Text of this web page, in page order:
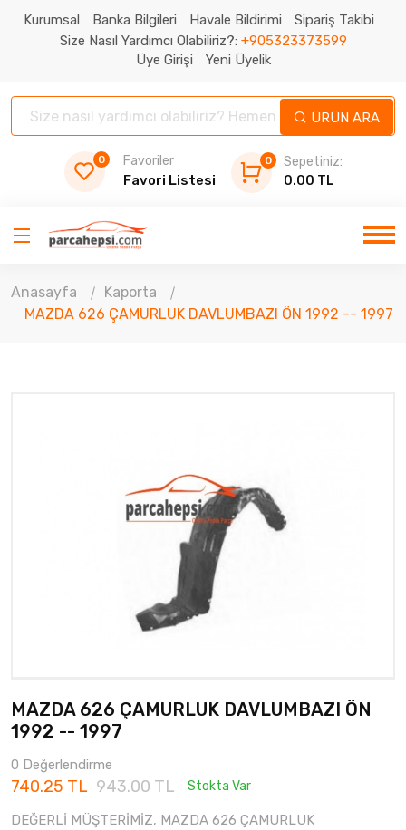
Kurumsal Banka Bilgileri Havale Bildirimi
Sipariş Takibi
Size Nasıl Yardımcı Olabiliriz?: +905323373599
Üye Girişi
Yeni Üyelik
ÜRÜN ARA
0 Favoriler
Favori Listesi
0
Sepetiniz:
0.00 TL
Anasayfa
Kaporta
MAZDA 626 ÇAMURLUK DAVLUMBAZI ÖN 1992 -- 1997
MAZDA 626 ÇAMURLUK DAVLUMBAZI ÖN
1992 -- 1997
0 Değerlendirme
740.25 TL 943.00 TL Stokta Var
DEĞERLİ MÜŞTERİMİZ, MAZDA 626 ÇAMURLUK